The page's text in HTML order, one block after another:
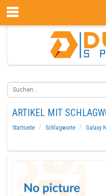
ARTIKEL MIT
Startseite Schlagworte
Galaxy